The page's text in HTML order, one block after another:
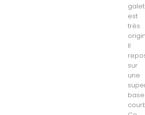
galet
est
très
Il
sur
une
base